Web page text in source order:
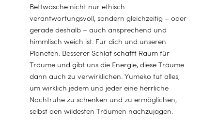
Bettwäsche nicht nur ethisch
verantwortungsvoll, sondern gleichzeitig – oder
gerade deshalb – auch ansprechend und
himmlisch weich ist. Für dich und unseren
Planeten. Besserer Schlaf schafft Raum für
Träume und gibt uns die Energie, diese Träume
dann auch zu verwirklichen. Yumeko tut alles,
um wirklich jedem und jeder eine herrliche
Nachtruhe zu schenken und zu ermöglichen,
selbst den wildesten Träumen nachzujagen.